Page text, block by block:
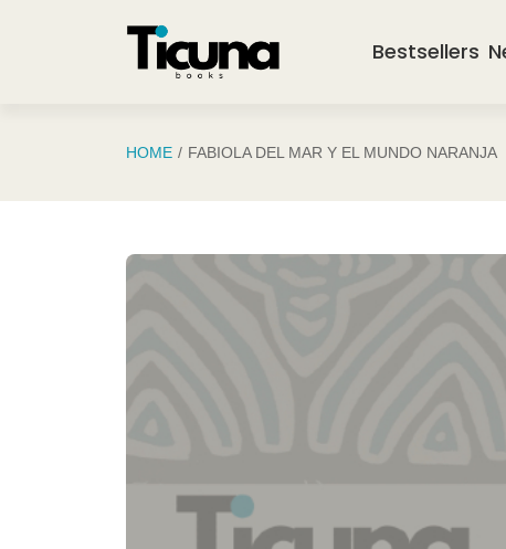
Bestsellers
HOME FABIOLA DEL MAR Y EL MUNDO NARANJA